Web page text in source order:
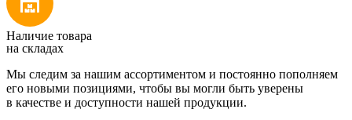
Наличие товара
на складах
Мы следим за нашим ассортиментом и постоянно пополняем
его новыми позициями, чтобы вы могли быть уверены
в качестве и доступности нашей продукции.